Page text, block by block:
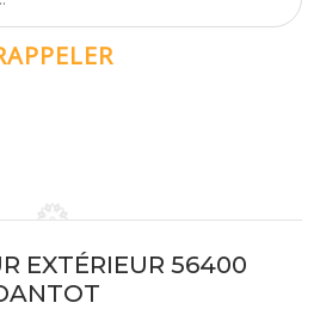
EXTÉRIEUR 56400